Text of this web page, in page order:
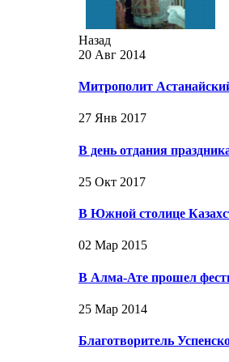
Назад
20 Авг 2014
Митрополит
27 Янв 2017
В день отдания
25 Окт 2017
В Южной столице
02 Мар 2015
В Алма-Ате прошел
25 Мар 2014
Благотворитель